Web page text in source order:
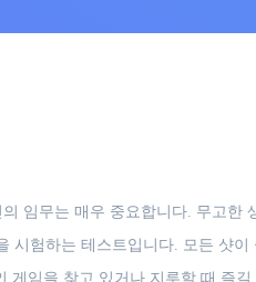
임무는 매우 중요합니다. 무고한
험하는 테스트입니다. 모든 샷
임을 찾고 있거나 지루할 때 즐